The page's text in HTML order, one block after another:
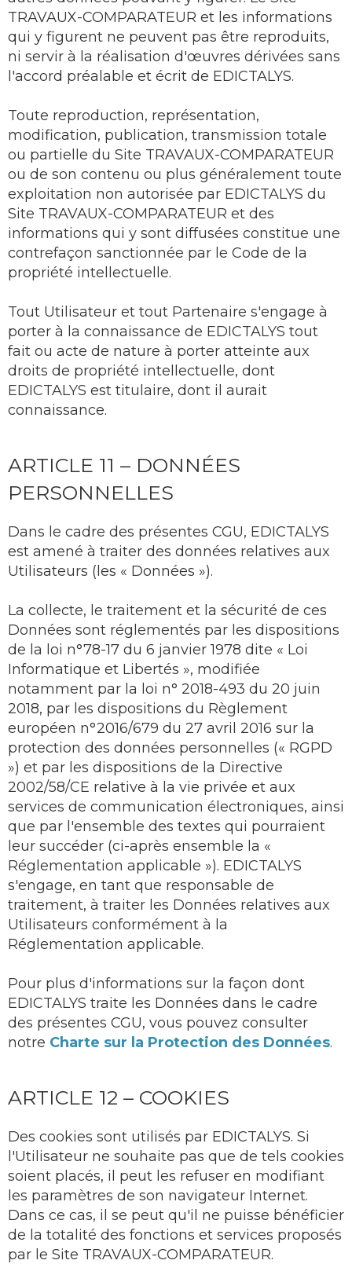
TRAVAUX-COMPARATEUR et les informations
qui y figurent ne peuvent pas être reproduits,
ni servir à la réalisation d'œuvres dérivées sans
l'accord préalable et écrit de EDICTALYS.
Toute reproduction, représentation,
modification, publication, transmission totale
ou partielle du Site TRAVAUX-COMPARATEUR
ou de son contenu ou plus généralement toute
exploitation non autorisée par EDICTALYS du
Site TRAVAUX-COMPARATEUR et des
informations qui y sont diffusées constitue une
contrefaçon sanctionnée par le Code de la
propriété intellectuelle.
Tout Utilisateur et tout Partenaire s'engage à
porter à la connaissance de EDICTALYS tout
fait ou acte de nature à porter atteinte aux
droits de propriété intellectuelle, dont
EDICTALYS est titulaire, dont il aurait
connaissance.
ARTICLE 11 – DONNÉES
PERSONNELLES
Dans le cadre des présentes CGU, EDICTALYS
est amené à traiter des données relatives aux
Utilisateurs (les « Données »).
La collecte, le traitement et la sécurité de ces
Données sont réglementés par les dispositions
de la loi n°78-17 du 6 janvier 1978 dite « Loi
Informatique et Libertés », modifiée
notamment par la loi n° 2018-493 du 20 juin
2018, par les dispositions du Règlement
européen n°2016/679 du 27 avril 2016 sur la
protection des données personnelles (« RGPD
») et par les dispositions de la Directive
2002/58/CE relative à la vie privée et aux
services de communication électroniques, ainsi
que par l'ensemble des textes qui pourraient
leur succéder (ci-après ensemble la «
Réglementation applicable »). EDICTALYS
s'engage, en tant que responsable de
traitement, à traiter les Données relatives aux
Utilisateurs conformément à la
Réglementation applicable.
Pour plus d'informations sur la façon dont
EDICTALYS traite les Données dans le cadre
des présentes CGU, vous pouvez consulter
notre Charte sur la Protection des Données.
ARTICLE 12 – COOKIES
Des cookies sont utilisés par EDICTALYS. Si
l'Utilisateur ne souhaite pas que de tels cookies
soient placés, il peut les refuser en modifiant
les paramètres de son navigateur Internet.
Dans ce cas, il se peut qu'il ne puisse bénéficier
de la totalité des fonctions et services proposés
par le Site TRAVAUX-COMPARATEUR.